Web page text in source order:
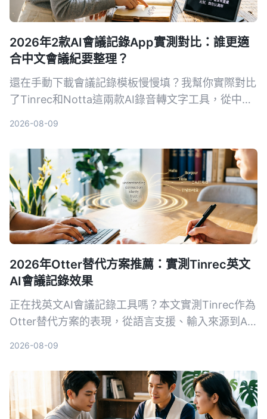
2026年2款AI會議記錄App實測對比：誰更適
合中文會議紀要整理？
還在手動下載會議記錄模板慢慢填？我幫你實際對比
了Tinrec和Notta這兩款AI錄音轉文字工具，從中文
錄。
2026-08-09
2026年Otter替代方案推薦：實測Tinrec英文
AI會議記錄效果
正在找英文AI會議記錄工具嗎？本文實測Tinrec作為
Otter替代方案的表現，從語言支援、輸入來源到AI
2026-08-09